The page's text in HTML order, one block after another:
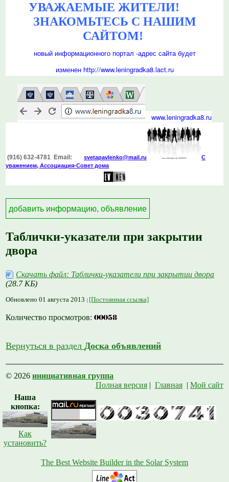
УВАЖАЕМЫЕ ЖИТЕЛИ!
ЗНАКОМЬТЕСЬ С НАШИМ
САЙТОМ!
новый информационного портал -адрес сайта будет
изменен http://www.leningradka8.lact.ru
www.leningradka8.ru
(916) 632-4781 Email: svetapavlenko@mail.ru
С
уважением, Ассоциация-Совет дома
добавить информацию, объявление
Таблички-указатели при закрытии
двора
Скачать файл: Таблички-указатели при закрытии двора
(28.7 КБ)
Обновлено 01 августа 2013 [Постоянная ссылка]
Количество просмотров:
Вернуться в раздел Доска объявлений
© 2026инициативная группа
Полная версия| Главная| Мой сайт
Наша
кнопка:
Как
установить?
The Best Website Builder in the Solar System